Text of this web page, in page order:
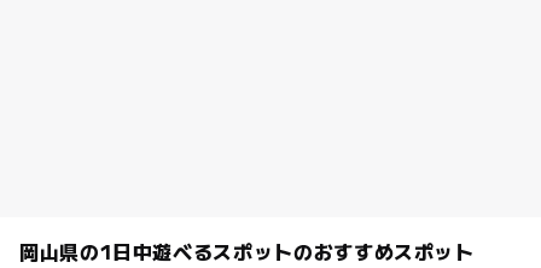
岡山県の1日中遊べるスポットのおすすめスポット